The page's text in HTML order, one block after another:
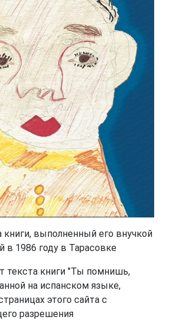
книги, выполненный его внучкой
в 1986 году в Тарасовке
текста книги "Ты помнишь,
на испанском языке,
этого сайта с
разрешения